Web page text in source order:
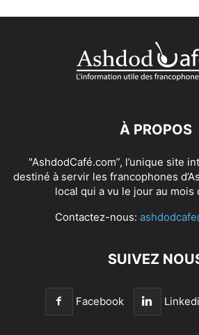
À PROPOS
"AshdodCafé.com”, l’unique site
destiné à servir les francophones
local qui a vu le jour au mois
Contactez-nous:
SUIVEZ
Facebook